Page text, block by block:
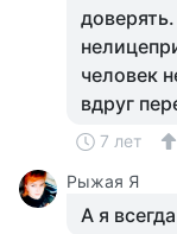
человек
вдруг
7 лет
Рыжая Я
А я